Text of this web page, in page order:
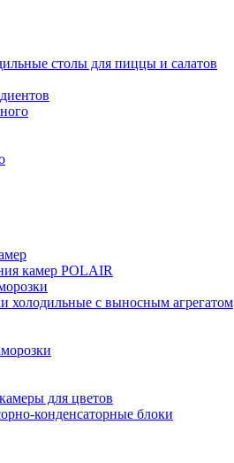
столы для пиццы и салатов
камер POLAIR
холодильные с выносным агрегатом
для цветов
конденсаторные блоки